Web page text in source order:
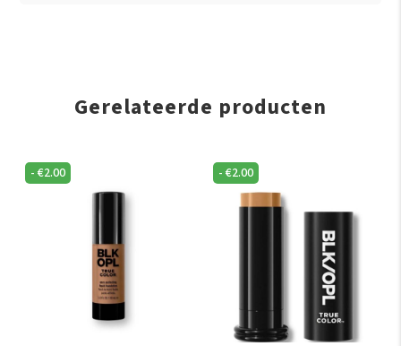
Gerelateerde producten
-€2.00 -€2.00